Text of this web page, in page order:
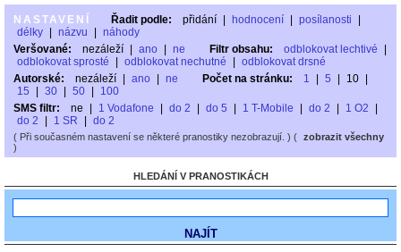
NASTAVENÍ Řadit podle: přidání hodnocení posílanosti
délky
názvu
náhody
Veršované:
nezáleží ano ne Filtr obsahu: odblokovat lechtivé
odblokovat sprosté
odblokovat nechutné
odblokovat drsné
Autorské:
nezáleží ano ne Počet na stránku: 1 5 10
15
30 50
100
SMS filtr:
ne 1 Vodafone do 2 do 5 1 T-Mobile do 2 1 O2
do 2
1 SR do 2
( Při současném nastavení se některé pranostiky nezobrazují. ) ( zobrazit všechny
)
HLEDÁNÍ V PRANOSTIKÁCH